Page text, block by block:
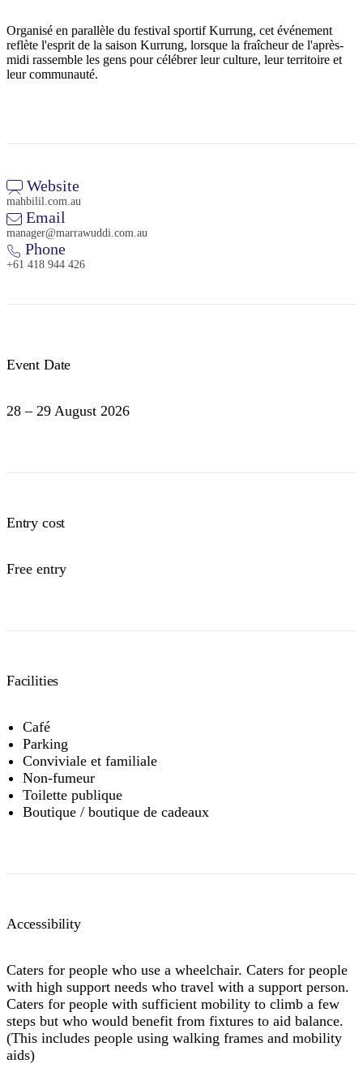
Rechercher:
Organisé en parallèle du festival sportif Kurrung, cet événement
reflète l'esprit de la saison Kurrung, lorsque la fraîcheur de l'après-
midi rassemble les gens pour célébrer leur culture, leur territoire et
leur communauté.
Website
mahbilil.com.au
Email
manager@marrawuddi.com.au
Phone
+61 418 944 426
Event Date
28 – 29 August 2026
Entry cost
Free entry
Facilities
Café
Parking
Conviviale et familiale
Non-fumeur
Toilette publique
Boutique / boutique de cadeaux
Accessibility
Caters for people who use a wheelchair. Caters for people
with high support needs who travel with a support person.
Caters for people with sufficient mobility to climb a few
steps but who would benefit from fixtures to aid balance.
(This includes people using walking frames and mobility
aids)